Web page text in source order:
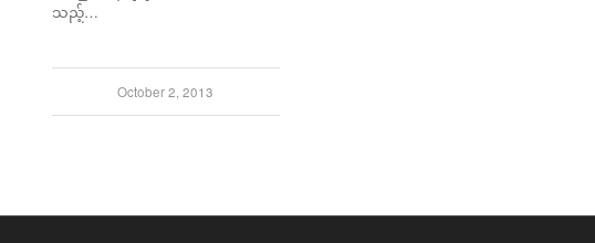
သည့်…
October 2, 2013